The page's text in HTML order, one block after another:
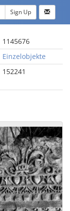
Sign Up
1145676
Einzelobjekte
152241